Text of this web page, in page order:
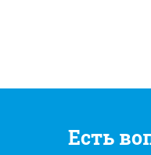
Есть